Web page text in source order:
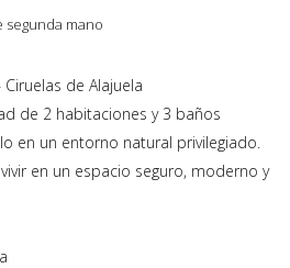
segunda mano
de Alajuela
de 2 habitaciones y 3 baños
en un entorno natural privilegiado.
en un espacio seguro, moderno y